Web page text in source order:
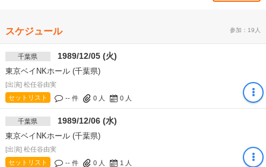
スケジュール 参加：19人
千葉県 1989/12/05 (火)
東京ベイNKホール (千葉県)
[出演] 松任谷由実
セットリスト
-- 件 0人 0人
千葉県 1989/12/06 (水)
東京ベイNKホール (千葉県)
[出演] 松任谷由実
セットリスト
-- 件 0人 1 人